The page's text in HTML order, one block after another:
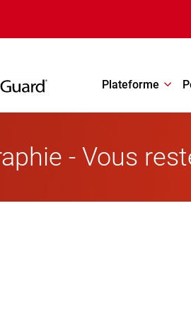
Plateforme
- Vous